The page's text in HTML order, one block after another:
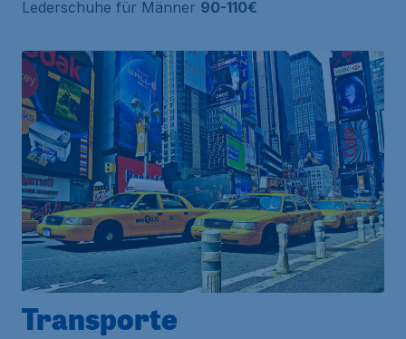
Lederschuhe für Männer 90-110€
Transporte